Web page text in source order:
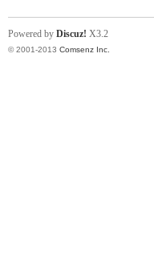
库
Powered by Discuz! X3.2
© 2001-2013 Comsenz Inc.